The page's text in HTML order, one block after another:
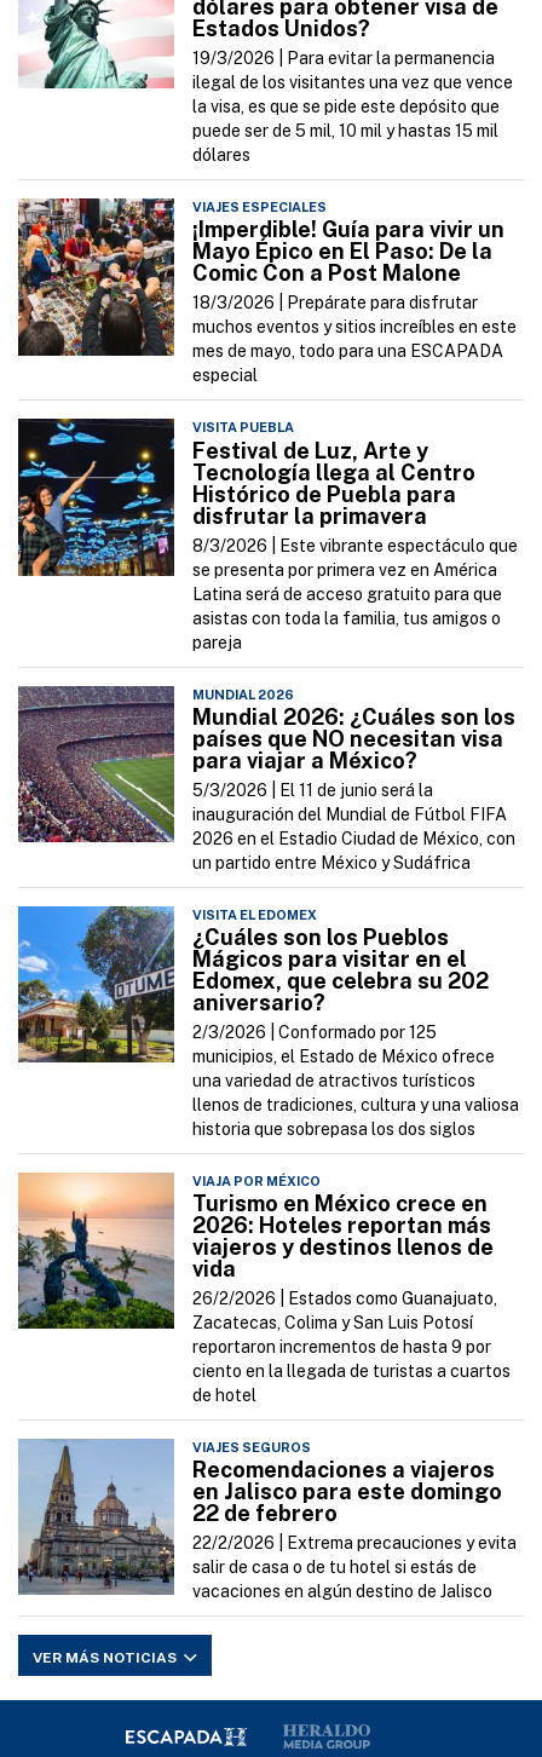
dólares para obtener visa de
Estados Unidos?
19/3/2026 |
Para evitar la permanencia
ilegal de los visitantes una vez que vence
la visa, es que se pide este depósito que
puede ser de 5 mil, 10 mil y hastas 15 mil
dólares
VIAJES ESPECIALES
¡Imperdible! Guía para vivir un
Mayo Épico en El Paso: De la
Comic Con a Post Malone
18/3/2026 |
Prepárate para disfrutar
muchos eventos y sitios increíbles en este
mes de mayo, todo para una ESCAPADA
especial
VISITA PUEBLA
Festival de Luz, Arte y
Tecnología llega al Centro
Histórico de Puebla para
disfrutar la primavera
8/3/2026 | Este vibrante espectáculo que
se presenta por primera vez en América
Latina será de acceso gratuito para que
asistas con toda la familia, tus amigos o
pareja
MUNDIAL 2026
Mundial 2026: ¿Cuáles son los
países que NO necesitan visa
para viajar a México?
5/3/2026 |
El 11 de junio será la
inauguración del Mundial de Fútbol FIFA
2026 en el Estadio Ciudad de México, con
un partido entre México y Sudáfrica
VISITA EL EDOMEX
¿Cuáles son los Pueblos
Mágicos para visitar en el
Edomex, que celebra su 202
aniversario?
2/3/2026 |Conformado por 125
municipios, el Estado de México ofrece
una variedad de atractivos turísticos
llenos de tradiciones, cultura y una valiosa
historia que sobrepasa los dos siglos
VIAJA POR MÉXICO
Turismo en México crece en
2026: Hoteles reportan más
viajeros y destinos llenos de
vida
26/2/2026 |
Estados como Guanajuato,
Zacatecas, Colima y San Luis Potosí
reportaron incrementos de hasta 9 por
ciento en la llegada de turistas a cuartos
de hotel
VIAJES SEGUROS
Recomendaciones a viajeros
en Jalisco para este domingo
22 de febrero
22/2/2026 |
Extrema precauciones y evita
salir de casa o de tu hotel si estás de
vacaciones en algún destino de Jalisco
VER MÁS NOTICIAS